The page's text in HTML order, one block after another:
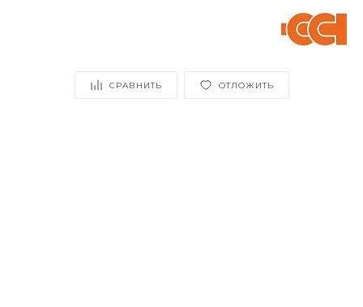
СРАВНИТЬ ОТЛОЖИТЬ